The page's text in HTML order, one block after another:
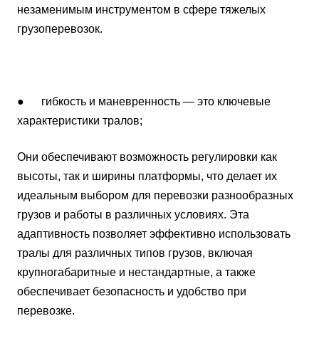
незаменимым инструментом в сфере тяжелых
грузоперевозок.
● гибкость и маневренность — это ключевые
характеристики тралов;
Они обеспечивают возможность регулировки как
высоты, так и ширины платформы, что делает их
идеальным выбором для перевозки разнообразных
грузов и работы в различных условиях. Эта
адаптивность позволяет эффективно использовать
тралы для различных типов грузов, включая
крупногабаритные и нестандартные, а также
обеспечивает безопасность и удобство при
перевозке.